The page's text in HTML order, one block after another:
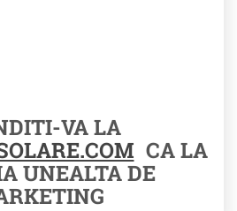
VA LA
CA LA
UNEALTA DE